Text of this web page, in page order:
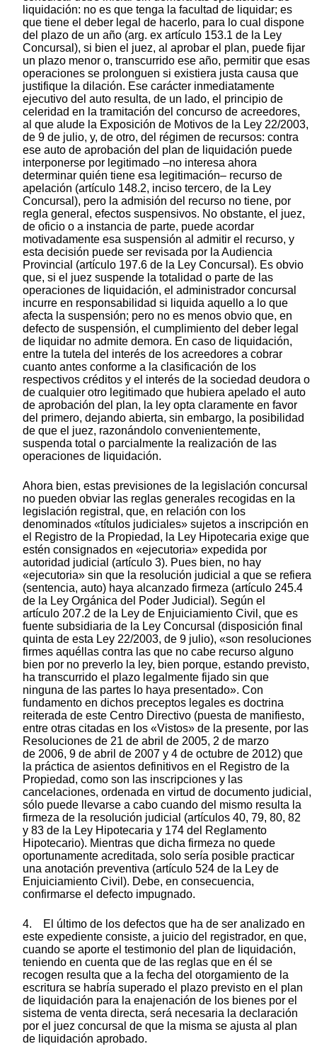
liquidación: no es que tenga la facultad de liquidar; es
que tiene el deber legal de hacerlo, para lo cual dispone
del plazo de un año (arg. ex artículo 153.1 de la Ley
Concursal), si bien el juez, al aprobar el plan, puede fijar
un plazo menor o, transcurrido ese año, permitir que esas
operaciones se prolonguen si existiera justa causa que
justifique la dilación. Ese carácter inmediatamente
ejecutivo del auto resulta, de un lado, el principio de
celeridad en la tramitación del concurso de acreedores,
al que alude la Exposición de Motivos de la Ley 22/2003,
de 9 de julio, y, de otro, del régimen de recursos: contra
ese auto de aprobación del plan de liquidación puede
interponerse por legitimado –no interesa ahora
determinar quién tiene esa legitimación– recurso de
apelación (artículo 148.2, inciso tercero, de la Ley
Concursal), pero la admisión del recurso no tiene, por
regla general, efectos suspensivos. No obstante, el juez,
de oficio o a instancia de parte, puede acordar
motivadamente esa suspensión al admitir el recurso, y
esta decisión puede ser revisada por la Audiencia
Provincial (artículo 197.6 de la Ley Concursal). Es obvio
que, si el juez suspende la totalidad o parte de las
operaciones de liquidación, el administrador concursal
incurre en responsabilidad si liquida aquello a lo que
afecta la suspensión; pero no es menos obvio que, en
defecto de suspensión, el cumplimiento del deber legal
de liquidar no admite demora. En caso de liquidación,
entre la tutela del interés de los acreedores a cobrar
cuanto antes conforme a la clasificación de los
respectivos créditos y el interés de la sociedad deudora o
de cualquier otro legitimado que hubiera apelado el auto
de aprobación del plan, la ley opta claramente en favor
del primero, dejando abierta, sin embargo, la posibilidad
de que el juez, razonándolo convenientemente,
suspenda total o parcialmente la realización de las
operaciones de liquidación.
Ahora bien, estas previsiones de la legislación concursal
no pueden obviar las reglas generales recogidas en la
legislación registral, que, en relación con los
denominados «títulos judiciales» sujetos a inscripción en
el Registro de la Propiedad, la Ley Hipotecaria exige que
estén consignados en «ejecutoria» expedida por
autoridad judicial (artículo 3). Pues bien, no hay
«ejecutoria» sin que la resolución judicial a que se refiera
(sentencia, auto) haya alcanzado firmeza (artículo 245.4
de la Ley Orgánica del Poder Judicial). Según el
artículo 207.2 de la Ley de Enjuiciamiento Civil, que es
fuente subsidiaria de la Ley Concursal (disposición final
quinta de esta Ley 22/2003, de 9 julio), «son resoluciones
firmes aquéllas contra las que no cabe recurso alguno
bien por no preverlo la ley, bien porque, estando previsto,
ha transcurrido el plazo legalmente fijado sin que
ninguna de las partes lo haya presentado». Con
fundamento en dichos preceptos legales es doctrina
reiterada de este Centro Directivo (puesta de manifiesto,
entre otras citadas en los «Vistos» de la presente, por las
Resoluciones de 21 de abril de 2005, 2 de marzo
de 2006, 9 de abril de 2007 y 4 de octubre de 2012) que
la práctica de asientos definitivos en el Registro de la
Propiedad, como son las inscripciones y las
cancelaciones, ordenada en virtud de documento judicial,
sólo puede llevarse a cabo cuando del mismo resulta la
firmeza de la resolución judicial (artículos 40, 79, 80, 82
y 83 de la Ley Hipotecaria y 174 del Reglamento
Hipotecario). Mientras que dicha firmeza no quede
oportunamente acreditada, solo sería posible practicar
una anotación preventiva (artículo 524 de la Ley de
Enjuiciamiento Civil). Debe, en consecuencia,
confirmarse el defecto impugnado.
4. El último de los defectos que ha de ser analizado en
este expediente consiste, a juicio del registrador, en que,
cuando se aporte el testimonio del plan de liquidación,
teniendo en cuenta que de las reglas que en él se
recogen resulta que a la fecha del otorgamiento de la
escritura se habría superado el plazo previsto en el plan
de liquidación para la enajenación de los bienes por el
sistema de venta directa, será necesaria la declaración
por el juez concursal de que la misma se ajusta al plan
de liquidación aprobado.